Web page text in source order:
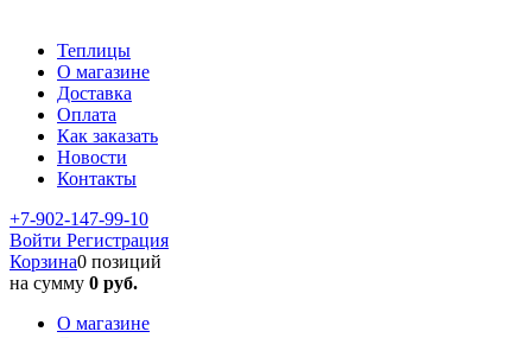
Теплицы
О магазине
Доставка
Оплата
Как заказать
Новости
Контакты
+7-902-147-99-10
Войти Регистрация
Корзина0 позиций
на сумму 0 руб.
О магазине